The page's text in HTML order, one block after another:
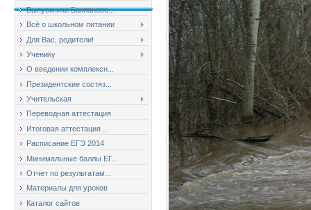
Выпускники Баклановс...
Всё о школьном питании
Для Вас, родители!
Ученику
О введении комплексн...
Президентские состяз...
Учительская
Переводная аттестация
Итоговая аттестация ...
Расписание ЕГЭ 2014
Минимальные баллы ЕГ...
Отчет по результатам...
Материалы для уроков
Каталог сайтов